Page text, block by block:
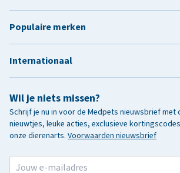
Wil je niets missen?
Schrijf je nu in voor de Medpets nieuwsbrief met
nieuwtjes, leuke acties, exclusieve
onze dierenarts. Voorwaarden nieuwsbrief
Populaire merken
Internationaal